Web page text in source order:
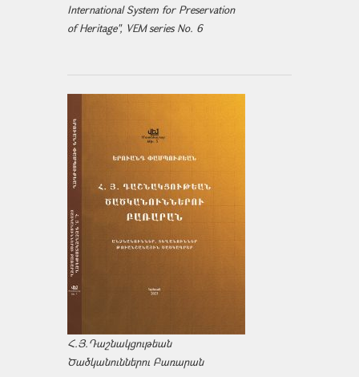
International System for Preservation
of Heritage", VEM series No. 6
Հ.Յ.Դաշնակցութեան
Ծածկանուններու Բառարան